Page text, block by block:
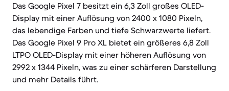
Das Google Pixel 7 besitzt ein 6,3 Zoll großes OLED-
Display mit einer Auflösung von 2400 x 1080 Pixeln,
das lebendige Farben und tiefe Schwarzwerte liefert.
Das Google Pixel 9 Pro XL bietet ein größeres 6,8 Zoll
LTPO OLED-Display mit einer höheren Auflösung von
2992 x 1344 Pixeln, was zu einer schärferen Darstellung
und mehr Details führt.